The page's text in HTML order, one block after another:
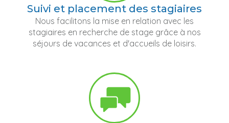
Suivi et placement des stagiaires
Nous facilitons la mise en relation avec les
stagiaires en recherche de stage grâce à nos
séjours de vacances et d'accueils de loisirs.